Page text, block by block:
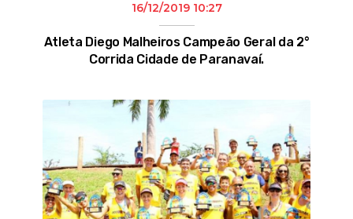
16/12/2019 10:27
Atleta Diego Malheiros Campeão Geral da 2°
Corrida Cidade de Paranavaí.